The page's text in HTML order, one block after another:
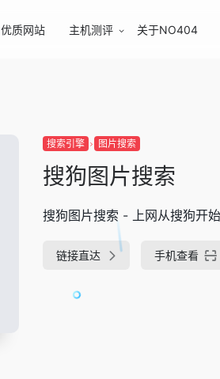
优质网站 主机测评 关于NO404
搜索引擎 图片搜索
搜狗图片搜索
搜狗图片搜索 - 上网从搜狗开始
链接直达 手机查看